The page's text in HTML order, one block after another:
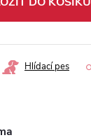
Hlídací pes